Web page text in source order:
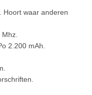
Hoort waar anderen
2.200 mAh.